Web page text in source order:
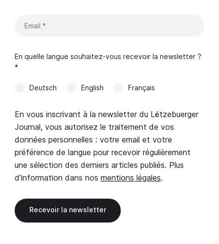
En quelle langue souhaitez-vous recevoir la newsletter ?
*
Deutsch English Français
En vous inscrivant à la newsletter du Lëtzebuerger
Journal, vous autorisez le traitement de vos
données personnelles : votre email et votre
préférence de langue pour recevoir régulièrement
une sélection des derniers articles publiés. Plus
d’information dans nos mentions légales.